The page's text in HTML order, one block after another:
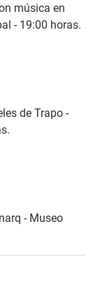
música en
- 19:00 horas.
de Trapo -
- Museo